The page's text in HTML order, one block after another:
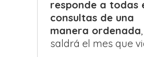
responde a todas
consultas de una
manera ordenada
saldrá el mes que